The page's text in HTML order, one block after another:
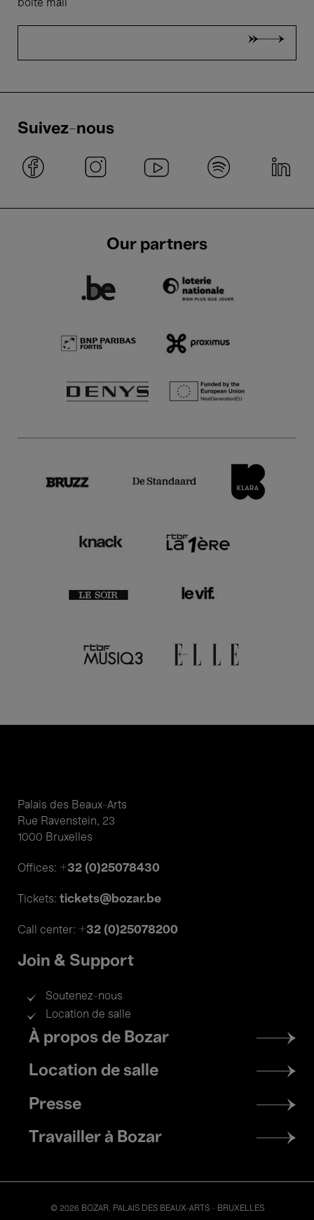
boîte mail
Suivez-nous
Our partners
Palais des Beaux-Arts
Rue Ravenstein, 23
1000 Bruxelles
Offices: +32 (0)25078430
Tickets: tickets@bozar.be
Call center: +32 (0)25078200
Join & Support
Soutenez-nous
Location de salle
Footer
menu
À propos de Bozar
Location de salle
Presse
Travailler à Bozar
© 2026 BOZAR. PALAIS DES BEAUX-ARTS - BRUXELLES